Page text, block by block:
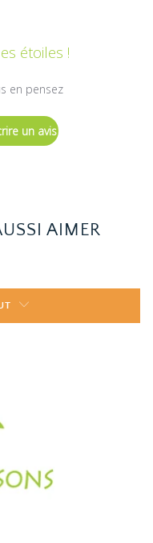
étoiles !
en pensez
un avis
AIMER